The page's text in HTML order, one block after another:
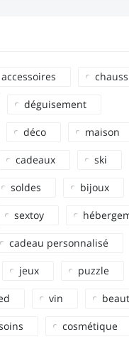
accessoires
déguisement
déco maison
cadeaux ski
soldes bijoux
sextoy
cadeau personnalisé
jeux puzzle
vin
cosmétique